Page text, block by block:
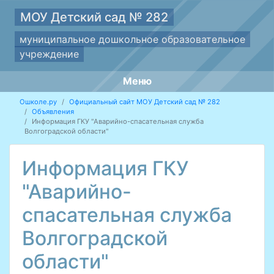
МОУ Детский сад № 282
муниципальное дошкольное образовательное
учреждение
Меню
Ошколе.ру
Официальный сайт МОУ Детский сад № 282
Объявления
Информация ГКУ "Аварийно-спасательная служба
Волгоградской области"
Информация ГКУ
"Аварийно-
спасательная служба
Волгоградской
области"